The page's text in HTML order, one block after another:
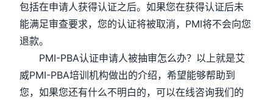
包括在申请人获得认证之后。如果您在获得认证后未
能满足审查要求，您的认证将被取消，PMI将不会向您
退款。
PMI-PBA认证申请人被抽审怎么办？以上就是艾
威PMI-PBA培训机构做出的介绍，希望能够帮助到
您，如果您还有什么不明白的，可以在线咨询我们的